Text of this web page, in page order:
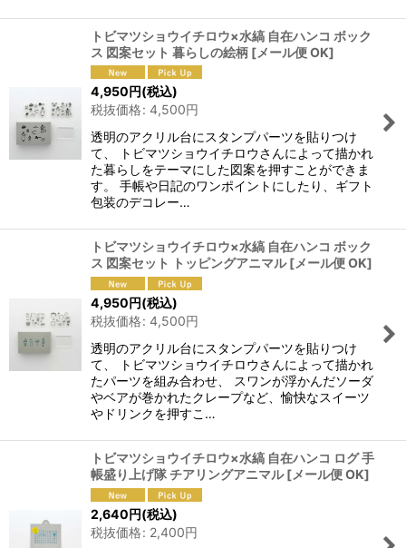
トビマツショウイチロウ×水縞 自在ハンコ ボック
ス 図案セット 暮らしの絵柄 [メール便 OK]
4,950円(税込)
税抜価格: 4,500円
透明のアクリル台にスタンプパーツを貼りつけ
て、 トビマツショウイチロウさんによって描かれ
た暮らしをテーマにした図案を押すことができま
す。 手帳や日記のワンポイントにしたり、ギフト
包装のデコレー…
トビマツショウイチロウ×水縞 自在ハンコ ボック
ス 図案セット トッピングアニマル [メール便 OK]
4,950円(税込)
税抜価格: 4,500円
透明のアクリル台にスタンプパーツを貼りつけ
て、 トビマツショウイチロウさんによって描かれ
たパーツを組み合わせ、 スワンが浮かんだソーダ
やベアが巻かれたクレープなど、愉快なスイーツ
やドリンクを押すこ…
トビマツショウイチロウ×水縞 自在ハンコ ログ 手
帳盛り上げ隊 チアリングアニマル [メール便 OK]
2,640円(税込)
税抜価格: 2,400円